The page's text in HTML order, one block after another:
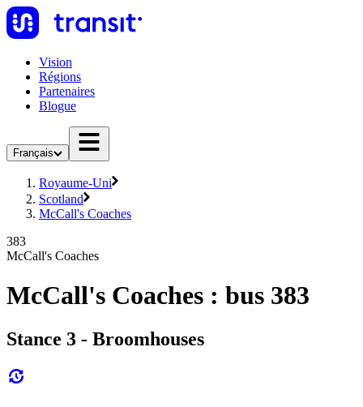
Vision
Régions
Partenaires
Blogue
Français
Royaume-Uni
Scotland
McCall's Coaches
383
McCall's Coaches
McCall's Coaches : bus 383
Stance 3 - Broomhouses